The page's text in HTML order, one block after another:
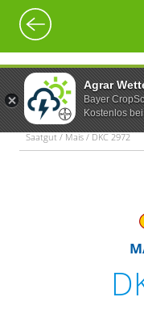
Agrar
Bayer
Kostenlos
Saatgut / Mais / DKC 2972